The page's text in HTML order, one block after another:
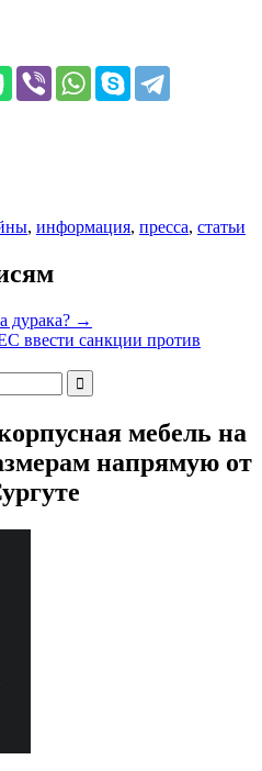
, информация, пресса, статьи
дурака? →
ввести санкции против
мебель на
напрямую от